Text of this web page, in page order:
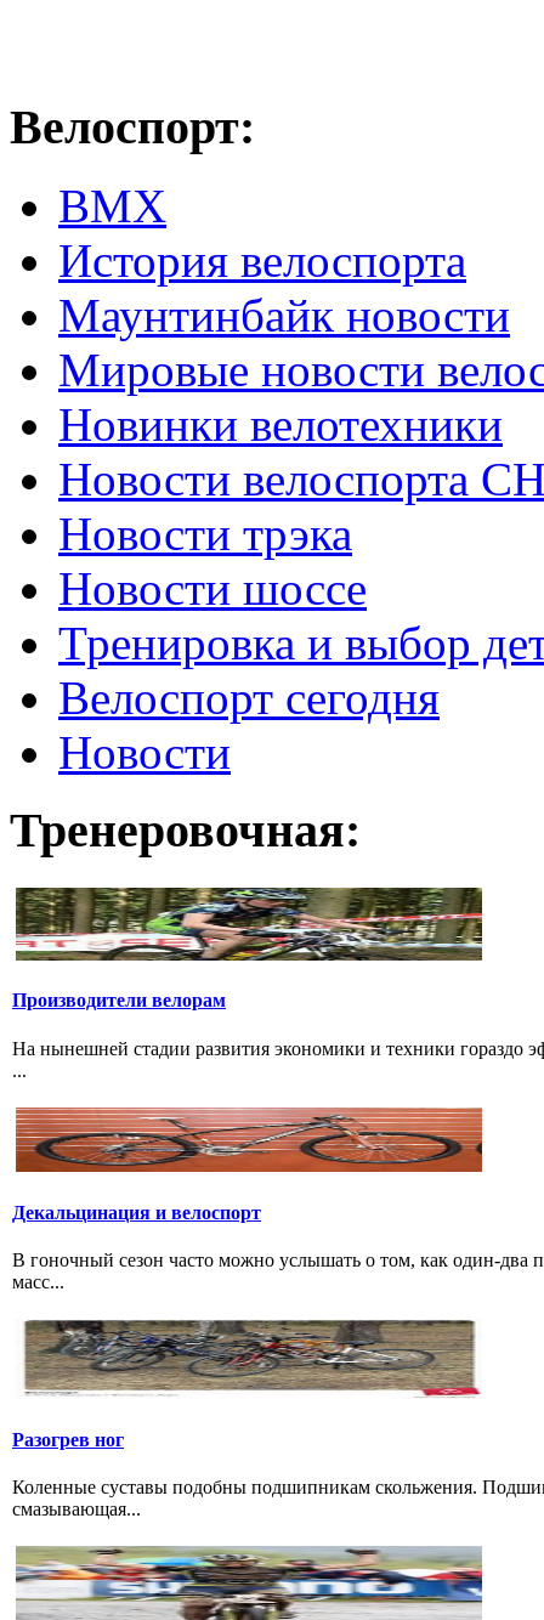
Велоспорт:
ВМХ
История велоспорта
Маунтинбайк новости
Мировые новости
Новинки велотехники
Новости велоспорта
Новости трэка
Новости шоссе
Тренировка и выбор
Велоспорт сегодня
Новости
Тренеровочная:
Производители велорам
На нынешней стадии развития экономики и техники гораздо
...
Декальцинация и велоспорт
В гоночный сезон часто можно услышать о том, как один-два
масс...
Разогрев ног
Коленные суставы подобны подшипникам скольжения.
смазывающая...